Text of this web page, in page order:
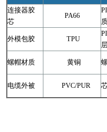
连接器胶
芯
PA66
外模包胶 TPU
螺帽材质 黄铜
电缆外被 PVC/PUR